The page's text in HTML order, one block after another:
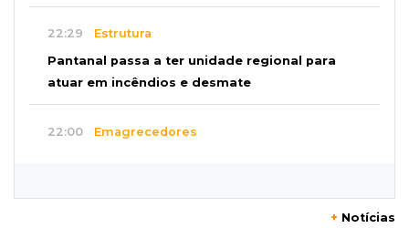
22:29 Estrutura
Pantanal passa a ter unidade regional para
atuar em incêndios e desmate
22:00 Emagrecedores
+ Notícias